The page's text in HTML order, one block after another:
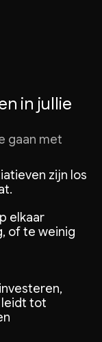
in jullie
gaan met
zijn los
elkaar
of te weinig
leidt tot